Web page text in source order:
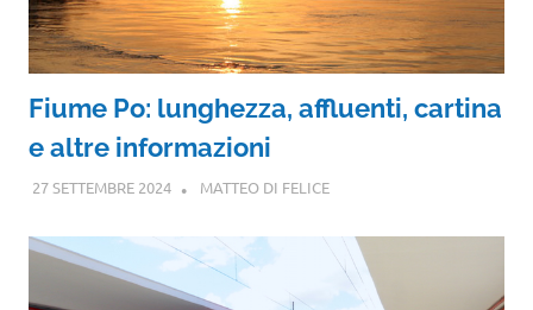
Fiume Po: lunghezza, affluenti, cartina
e altre informazioni
27 SETTEMBRE 2024 MATTEO DI FELICE